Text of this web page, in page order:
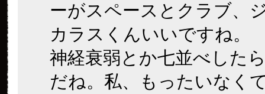
ーがスペースとクラブ、
カラスくんいいですね。
神経衰弱とか七並べした
だね。私、もったいなく